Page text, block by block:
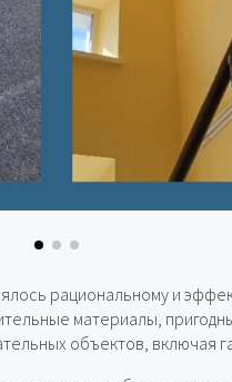
рациональному и
материалы,
объектов, включая